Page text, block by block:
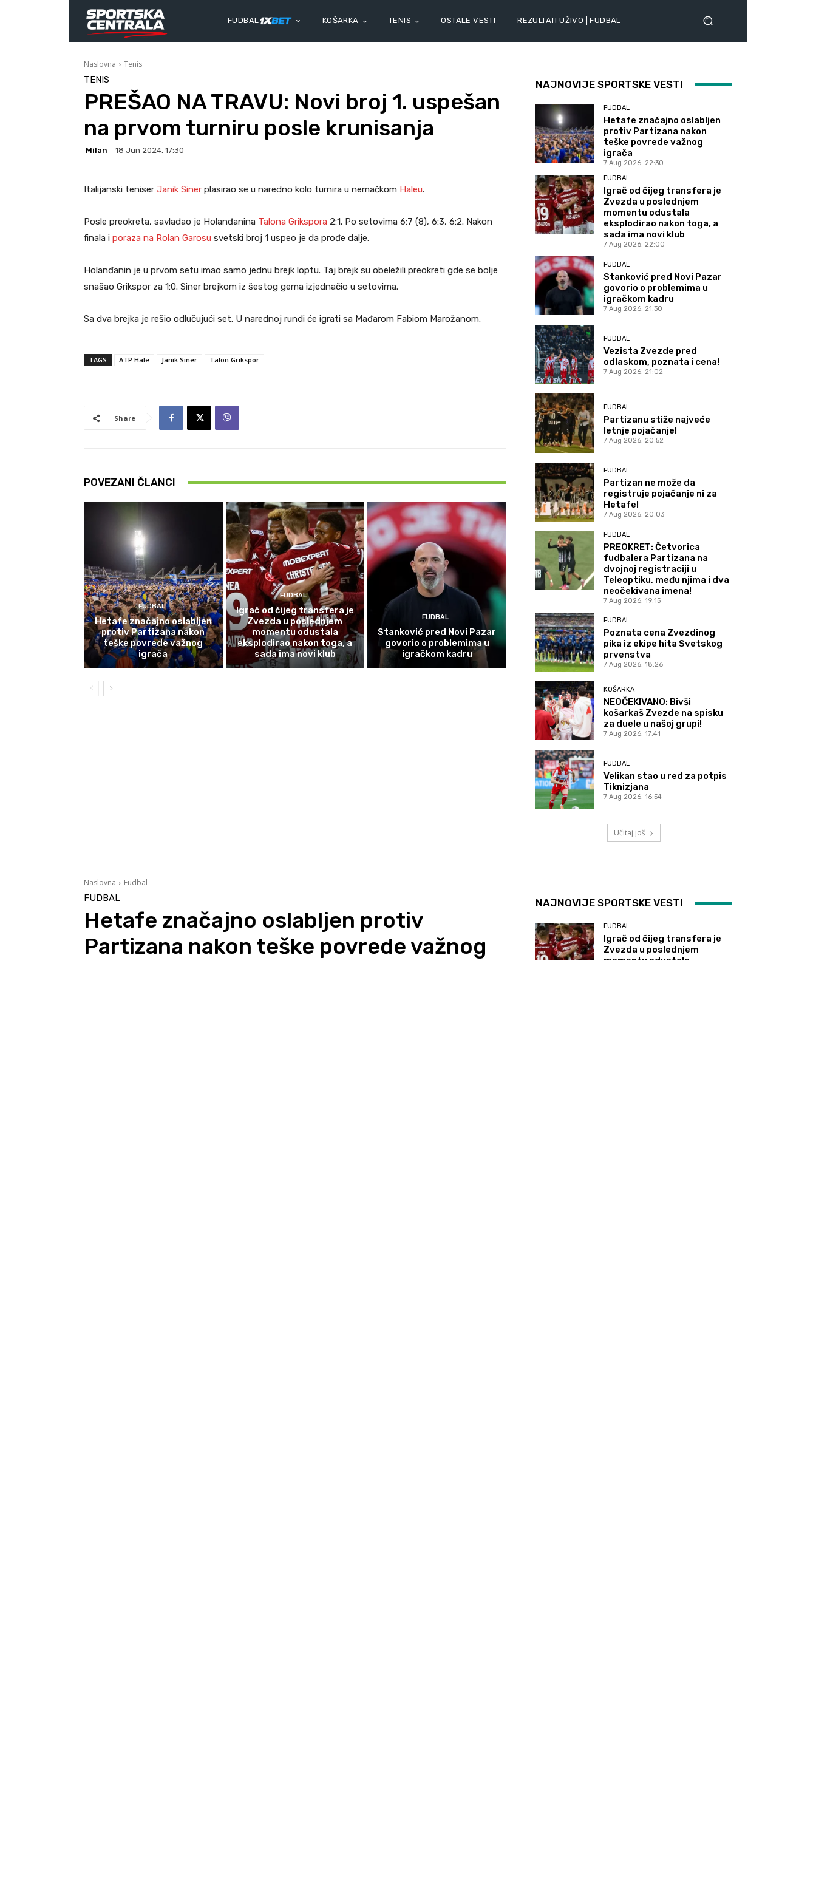
FUDBAL KOŠARKA TENIS OSTALE VESTI REZULTATI UŽIVO | FUDBAL
Naslovna Tenis
TENIS
PREŠAO NA TRAVU: Novi broj 1. uspešan
na prvom turniru posle krunisanja
Milan 18 Jun 2024. 17:30
Italijanski teniser Janik Siner plasirao se u naredno kolo turnira u nemačkom Haleu.
Posle preokreta, savladao je Holanđanina Talona Grikspora 2:1. Po setovima 6:7 (8), 6:3, 6:2. Nakon
finala i poraza na Rolan Garosu svetski broj 1 uspeo je da prođe dalje.
Holanđanin je u prvom setu imao samo jednu brejk loptu. Taj brejk su obeležili preokreti gde se bolje
snašao Grikspor za 1:0. Siner brejkom iz šestog gema izjednačio u setovima.
Sa dva brejka je rešio odlučujući set. U narednoj rundi će igrati sa Mađarom Fabiom Marožanom.
TAGS ATP Hale Janik Siner Talon Grikspor
Share
POVEZANI ČLANCI
FUDBAL
Hetafe značajno oslabljen
protiv Partizana nakon
teške povrede važnog
igrača
FUDBAL
Igrač od čijeg transfera je
Zvezda u poslednjem
momentu odustala
eksplodirao nakon toga, a
sada ima novi klub
FUDBAL
Stanković pred Novi Pazar
govorio o problemima u
igračkom kadru
NAJNOVIJE SPORTSKE VESTI
FUDBAL
Hetafe značajno oslabljen
protiv Partizana nakon
teške povrede važnog
igrača
7 Aug 2026. 22:30
FUDBAL
Igrač od čijeg transfera je
Zvezda u poslednjem
momentu odustala
eksplodirao nakon toga, a
sada ima novi klub
7 Aug 2026. 22:00
FUDBAL
Stanković pred Novi Pazar
govorio o problemima u
igračkom kadru
7 Aug 2026. 21:30
FUDBAL
Vezista Zvezde pred
odlaskom, poznata i cena!
7 Aug 2026. 21:02
FUDBAL
Partizanu stiže najveće
letnje pojačanje!
7 Aug 2026. 20:52
FUDBAL
Partizan ne može da
registruje pojačanje ni za
Hetafe!
7 Aug 2026. 20:03
FUDBAL
PREOKRET: Četvorica
fudbalera Partizana na
dvojnoj registraciji u
Teleoptiku, među njima i dva
neočekivana imena!
7 Aug 2026. 19:15
FUDBAL
Poznata cena Zvezdinog
pika iz ekipe hita Svetskog
prvenstva
7 Aug 2026. 18:26
KOŠARKA
NEOČEKIVANO: Bivši
košarkaš Zvezde na spisku
za duele u našoj grupi!
7 Aug 2026. 17:41
FUDBAL
Velikan stao u red za potpis
Tiknizjana
7 Aug 2026. 16:54
Učitaj još